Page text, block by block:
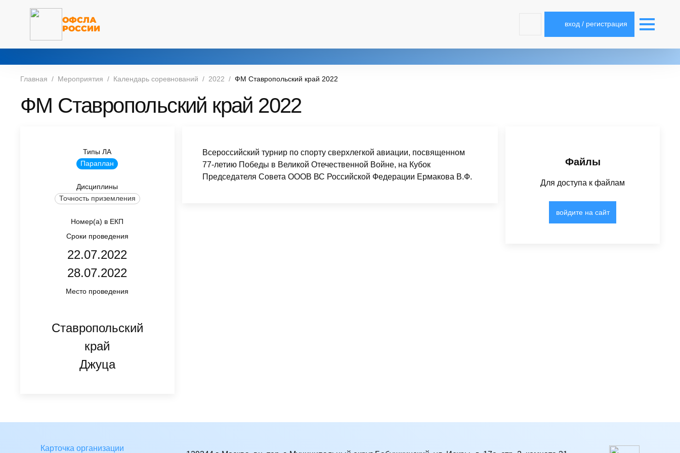
ОФСЛА
РОССИИ
вход / регистрация
Главная Мероприятия Календарь соревнований 2022 ФМ Ставропольский край 2022
ФМ Ставропольский край 2022
Типы ЛА
Параплан
Дисциплины
Точность приземления
Номер(а) в ЕКП
Сроки проведения
22.07.2022
28.07.2022
Место проведения
Ставропольский
край
Джуца
Всероссийский турнир по спорту сверхлегкой авиации, посвященном
77-летию Победы в Великой Отечественной Войне, на Кубок
Председателя Совета ОООВ ВС Российской Федерации Ермакова В.Ф.
Файлы
Для доступа к файлам
войдите на сайт
Карточка организации